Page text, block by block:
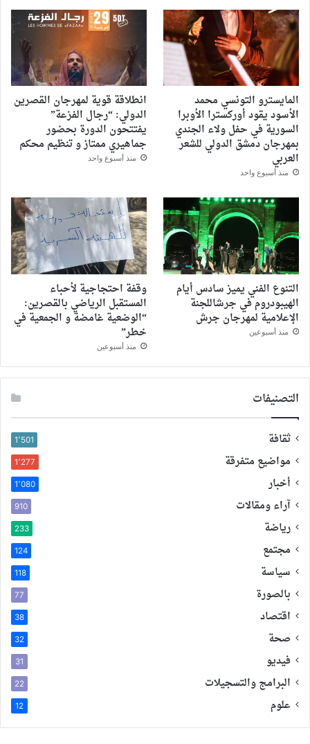
المايسترو التونسي محمد
الأسود يقود أوركسترا الأوبرا
السورية في حفل ولاء الجندي
بمهرجان دمشق الدولي للشعر
العربي
منذ أسبوع واحد
انطلاقة قوية لمهرجان القصرين
الدولي: “رجال الفزعة”
يفتتحون الدورة بحضور
جماهيري ممتاز و تنظيم محكم
منذ أسبوع واحد
التنوع الفني يميز سادس أيام
الهيبودروم في جرشاللجنة
الإعلامية لمهرجان جرش
منذ أسبوعين
وقفة احتجاجية لأحباء
المستقبل الرياضي بالقصرين:
“الوضعية غامضة و الجمعية في
خطر”
منذ أسبوعين
التصنيفات
ثقافة 1٬501
مواضيع متفرقة 1٬277
أخبار 1٬080
آراء ومقالات 910
رياضة 233
مجتمع 124
سياسة 118
بالصورة 77
اقتصاد 38
صحة 32
فيديو 31
البرامج والتسجيلات 22
علوم 12